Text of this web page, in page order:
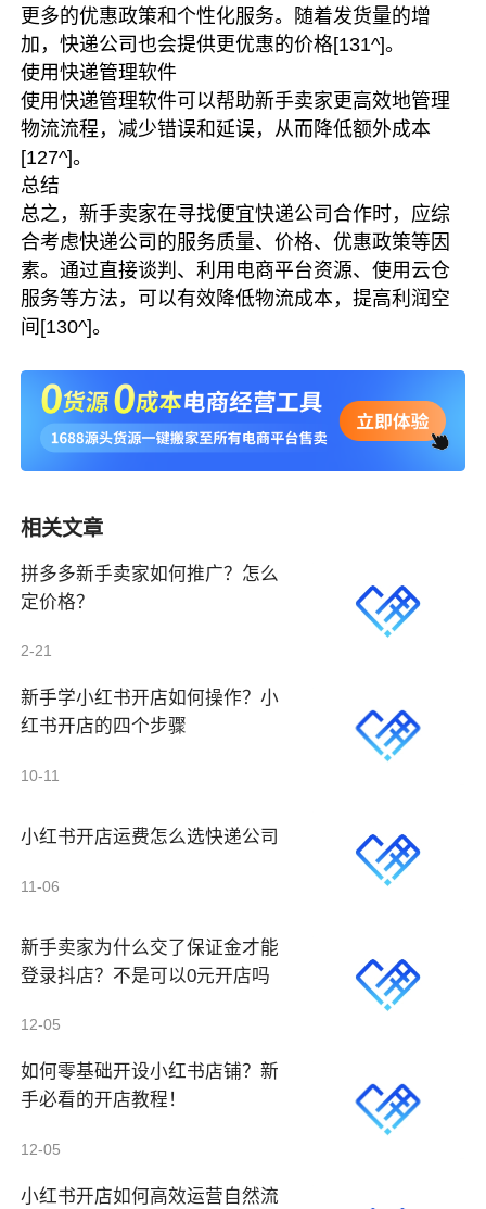
更多的优惠政策和个性化服务。随着发货量的增
加，快递公司也会提供更优惠的价格[131^]。
使用快递管理软件
使用快递管理软件可以帮助新手卖家更高效地管理
物流流程，减少错误和延误，从而降低额外成本
[127^]。
总结
总之，新手卖家在寻找便宜快递公司合作时，应综
合考虑快递公司的服务质量、价格、优惠政策等因
素。通过直接谈判、利用电商平台资源、使用云仓
服务等方法，可以有效降低物流成本，提高利润空
间 [130^]。
相关文章
拼多多新手卖家如何推广？怎么
定价格？
2-21
新手学小红书开店如何操作？小
红书开店的四个步骤
10-11
小红书开店运费怎么选快递公司
11-06
新手卖家为什么交了保证金才能
登录抖店？不是可以0元开店吗
12-05
如何零基础开设小红书店铺？新
手必看的开店教程！
12-05
小红书开店如何高效运营自然流